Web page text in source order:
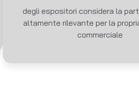
degli espositori considera la
altamente rilevante per la
commerciale